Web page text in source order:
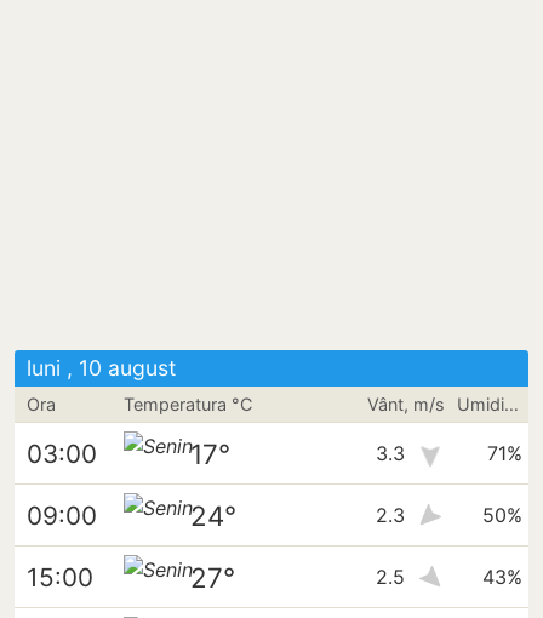
luni , 10 august
Ora Temperatura °C Vânt, m/s Umiditate
03:00 17° 3.3 71%
09:00 24° 2.3 50%
15:00 27° 2.5 43%